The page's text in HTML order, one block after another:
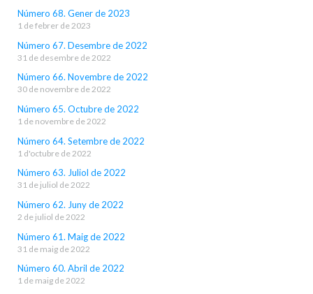
Número 68. Gener de 2023
1 de febrer de 2023
Número 67. Desembre de 2022
31 de desembre de 2022
Número 66. Novembre de 2022
30 de novembre de 2022
Número 65. Octubre de 2022
1 de novembre de 2022
Número 64. Setembre de 2022
1 d'octubre de 2022
Número 63. Juliol de 2022
31 de juliol de 2022
Número 62. Juny de 2022
2 de juliol de 2022
Número 61. Maig de 2022
31 de maig de 2022
Número 60. Abril de 2022
1 de maig de 2022